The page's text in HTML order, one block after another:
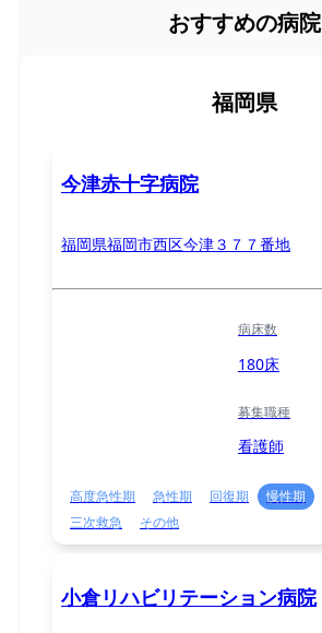
おすすめの病院
福岡県
今津赤十字病院
福岡県福岡市西区今津３７７番地
病床数
180床
募集職種
看護師
高度急性期 急性期 回復期 慢性期
三次救急
その他
小倉リハビリテーション病院